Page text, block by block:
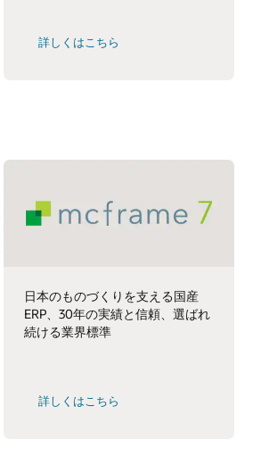
詳しくはこちら
日本のものづくりを支える国産
ERP、30年の実績と信頼、選ばれ
続ける業界標準
詳しくはこちら